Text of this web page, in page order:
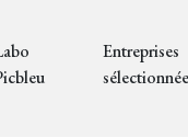
Entreprises